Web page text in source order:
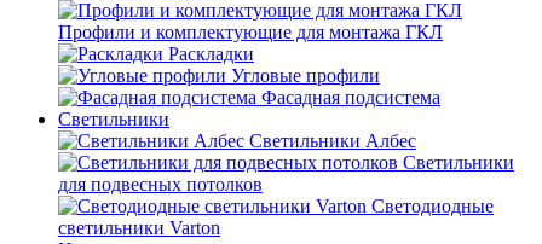
Профили и комплектующие для монтажа ГКЛ
Раскладки
Угловые профили
Фасадная подсистема
Светильники
Светильники Албес
Светильники
для подвесных потолков
Светодиодные
светильники Varton